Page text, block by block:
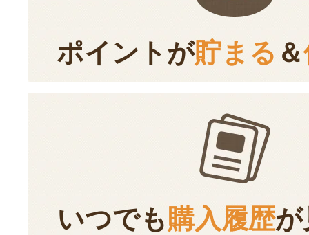
ポイントが貯まる ＆
いつでも購入履歴が